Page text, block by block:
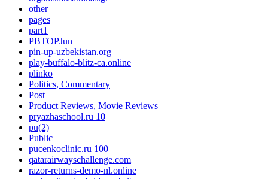
other
pages
part1
PBTOPJun
pin-up-uzbekistan.org
play-buffalo-blitz-ca.online
plinko
Politics, Commentary
Post
Product Reviews, Movie Reviews
pryazhaschool.ru 10
pu(2)
Public
pucenkoclinic.ru 100
qatarairwayschallenge.com
razor-returns-demo-nl.online